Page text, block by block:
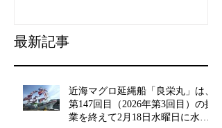
最新記事
近海マグロ延縄船「良栄丸」は、
第147回目（2026年第3回目）の操
業を終えて2月18日水曜日に水揚